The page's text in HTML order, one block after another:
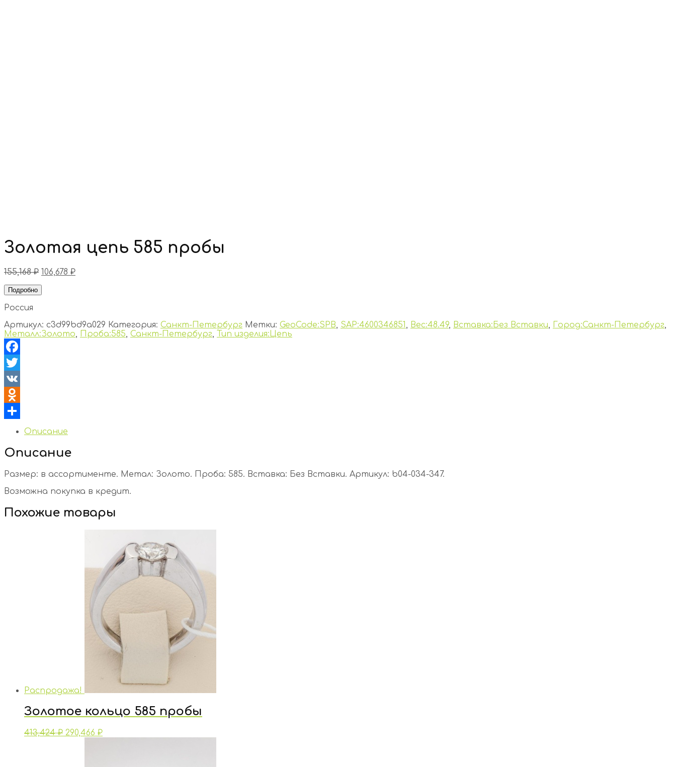
Золотая цепь 585 пробы
155,168₽ 106,678 ₽
Подробно
Россия
Артикул: c3d99bd9a029 Категория: Санкт-Петербург Метки: GeoCode:SPB, SAP:4600346851, Вес:48.49, Вставка:Без Вставки, Город:Санкт-Петербург,
Металл:Золото, Проба:585, Санкт-Петербург, Тип изделия:Цепь
Facebook
Twitter
VK
Odnoklassniki
Отправить
Описание
Описание
Размер: в ассортименте. Метал: Золото. Проба: 585. Вставка: Без Вставки. Артикул: b04-034-347.
Возможна покупка в кредит.
Похожие товары
Распродажа!
Золотое кольцо 585 пробы
413,424₽ 290,466 ₽